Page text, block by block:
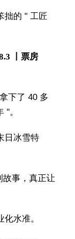
拙的 " 工匠
丨票房
下了 40 多
"。
日冰雪特
事，真正让
水准。